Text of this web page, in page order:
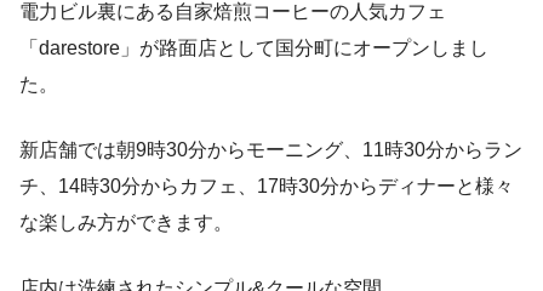
電力ビル裏にある自家焙煎コーヒーの人気カフェ
「darestore」が路面店として国分町にオープンしまし
た。
新店舗では朝9時30分からモーニング、11時30分からラン
チ、14時30分からカフェ、17時30分からディナーと様々
な楽しみ方ができます。